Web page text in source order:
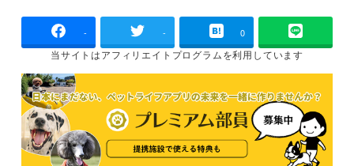
- - 0
当サイトはアフィリエイトプログラムを利用しています